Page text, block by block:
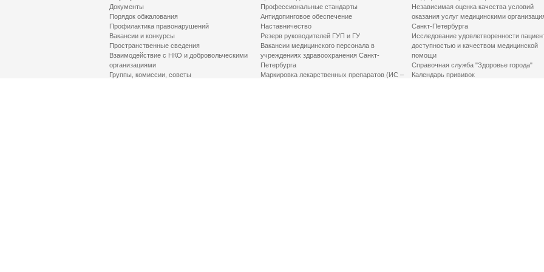
Документы
Порядок обжалования
Профилактика правонарушений
Вакансии и конкурсы
Пространственные сведения
Взаимодействие с НКО и добровольческими
организациями
Группы, комиссии, советы
Профессиональные стандарты
Антидопинговое обеспечение
Наставничество
Резерв руководителей ГУП и ГУ
Вакансии медицинского персонала в
учреждениях здравоохранения Санкт-
Петербурга
Маркировка лекарственных препаратов (ИС –
Независимая оценка качества условий
оказания услуг медицинскими
Санкт-Петербурга
Исследование удовлетворенности
доступностью и качеством медицинской
помощи
Справочная служба "Здоровье города"
Календарь прививок